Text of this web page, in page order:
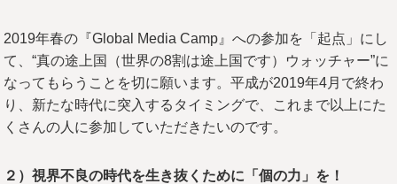
2019年春の『Global Media Camp』への参加を「起点」にし
て、“真の途上国（世界の8割は途上国です）ウォッチャー”に
なってもらうことを切に願います。平成が2019年4月で終わ
り、新たな時代に突入するタイミングで、これまで以上にた
くさんの人に参加していただきたいのです。
２）視界不良の時代を生き抜くために「個の力」を！